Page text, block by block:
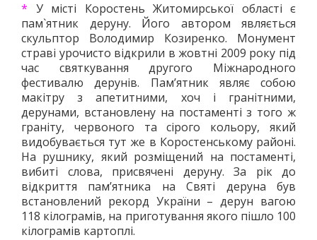
* У місті Коростень Житомирської області є
пам`ятник деруну. Його автором являється
скульптор Володимир Козиренко. Монумент
страві урочисто відкрили в жовтні 2009 року під
час святкування другого Міжнародного
фестивалю дерунів. Пам’ятник являє собою
макітру з апетитними, хоч і гранітними,
дерунами, встановлену на постаменті з того ж
граніту, червоного та сірого кольору, який
видобувається тут же в Коростенському районі.
На рушнику, який розміщений на постаменті,
вибиті слова, присвячені деруну. За рік до
відкриття пам’ятника на Святі деруна був
встановлений рекорд України – дерун вагою
118 кілограмів, на приготування якого пішло 100
кілограмів картоплі.